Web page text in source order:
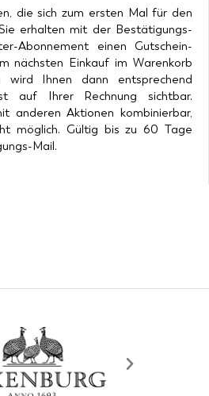
die sich zum ersten Mal für den
erhalten mit der Bestätigungs-
Abonnement einen Gutschein-
nächsten Einkauf im Warenkorb
wird Ihnen dann entsprechend
auf Ihrer Rechnung sichtbar.
anderen Aktionen kombinierbar,
möglich. Gültig bis zu 60 Tage
Mail.